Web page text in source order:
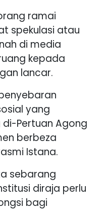
ramai
spekulasi atau
di media
kepada
lancar.
yang
Pertuan Agong
berbeza
Istana.
sebarang
diraja perlu
bagi